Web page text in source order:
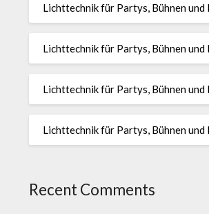
Lichttechnik für Partys, Bühnen und
Lichttechnik für Partys, Bühnen und
Lichttechnik für Partys, Bühnen und
Lichttechnik für Partys, Bühnen und
Recent Comments